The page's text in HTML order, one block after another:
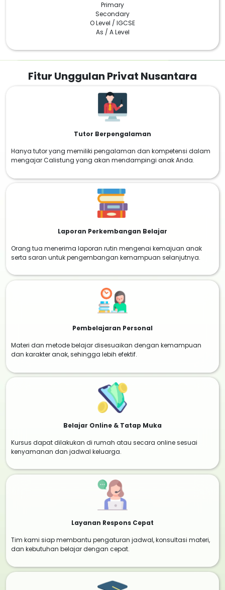
Primary
Secondary
O Level / IGCSE
As / A Level
Fitur Unggulan Privat Nusantara
Tutor Berpengalaman
Hanya tutor yang memiliki pengalaman dan kompetensi dalam
mengajar Calistung yang akan mendampingi anak Anda.
Laporan Perkembangan Belajar
Orang tua menerima laporan rutin mengenai kemajuan anak
serta saran untuk pengembangan kemampuan selanjutnya.
Pembelajaran Personal
Materi dan metode belajar disesuaikan dengan kemampuan
dan karakter anak, sehingga lebih efektif.
Belajar Online & Tatap Muka
Kursus dapat dilakukan di rumah atau secara online sesuai
kenyamanan dan jadwal keluarga.
Layanan Respons Cepat
Tim kami siap membantu pengaturan jadwal, konsultasi materi,
dan kebutuhan belajar dengan cepat.